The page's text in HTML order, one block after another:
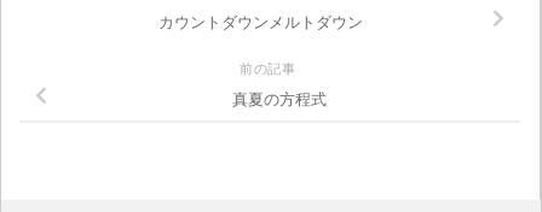
カウントダウンメルトダウン
前の記事
真夏の方程式